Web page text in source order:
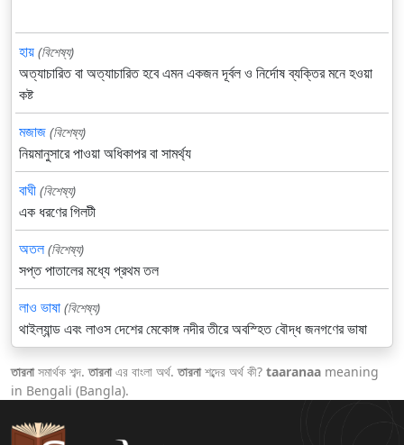
হায় (বিশেষ্য)
অত্যাচারিত বা অত্যাচারিত হবে এমন একজন দূর্বল ও নির্দোষ ব্যক্তির মনে হওয়া
কষ্ট
মজাজ (বিশেষ্য)
নিয়মানুসারে পাওয়া অধিকাপর বা সামর্থ্য
বাঘী (বিশেষ্য)
এক ধরণের গিলটী
অতল (বিশেষ্য)
সপ্ত পাতালের মধ্যে প্রথম তল
লাও ভাষা (বিশেষ্য)
থাইল্যান্ড এবং লাওস দেশের মেকোঙ্গ নদীর তীরে অবস্হিত বৌদ্ধ জনগণের ভাষা
তারনাসমার্থক শব্দ.তারনাএর বাংলা অর্থ.তারনাশব্দের অর্থ কী? taaranaa meaning
in Bengali (Bangla).